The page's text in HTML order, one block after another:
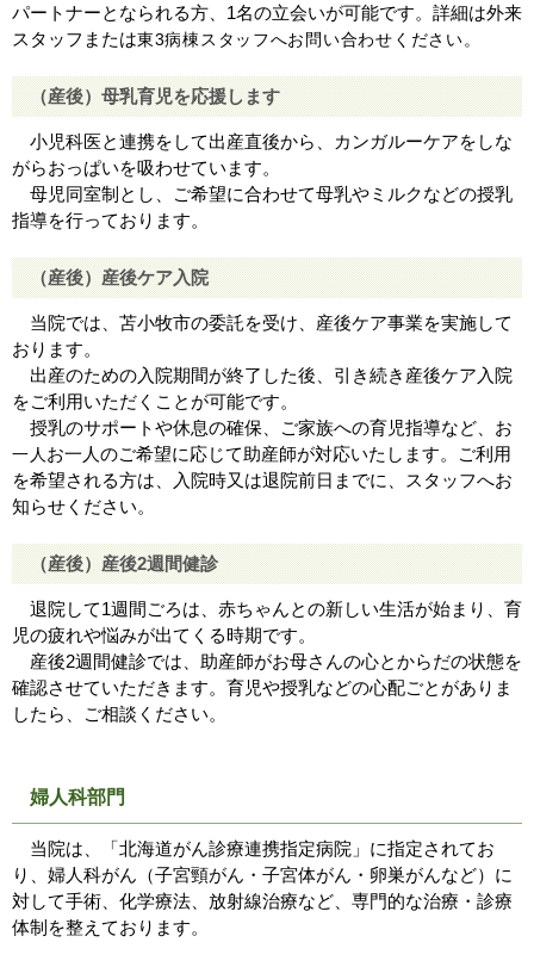
パートナーとなられる方、1名の立会いが可能です。詳細は外来
スタッフまたは東3病棟スタッフへお問い合わせください。
（産後）母乳育児を応援します
小児科医と連携をして出産直後から、カンガルーケアをしな
がらおっぱいを吸わせています。
母児同室制とし、ご希望に合わせて母乳やミルクなどの授乳
指導を行っております。
（産後）産後ケア入院
当院では、苫小牧市の委託を受け、産後ケア事業を実施して
おります。
出産のための入院期間が終了した後、引き続き産後ケア入院
をご利用いただくことが可能です。
授乳のサポートや休息の確保、ご家族への育児指導など、お
一人お一人のご希望に応じて助産師が対応いたします。ご利用
を希望される方は、入院時又は退院前日までに、スタッフへお
知らせください。
（産後）産後2週間健診
退院して1週間ごろは、赤ちゃんとの新しい生活が始まり、育
児の疲れや悩みが出てくる時期です。
産後2週間健診では、助産師がお母さんの心とからだの状態を
確認させていただきます。育児や授乳などの心配ごとがありま
したら、ご相談ください。
婦人科部門
当院は、「北海道がん診療連携指定病院」に指定されてお
り、婦人科がん（子宮頸がん・子宮体がん・卵巣がんなど）に
対して手術、化学療法、放射線治療など、専門的な治療・診療
体制を整えております。